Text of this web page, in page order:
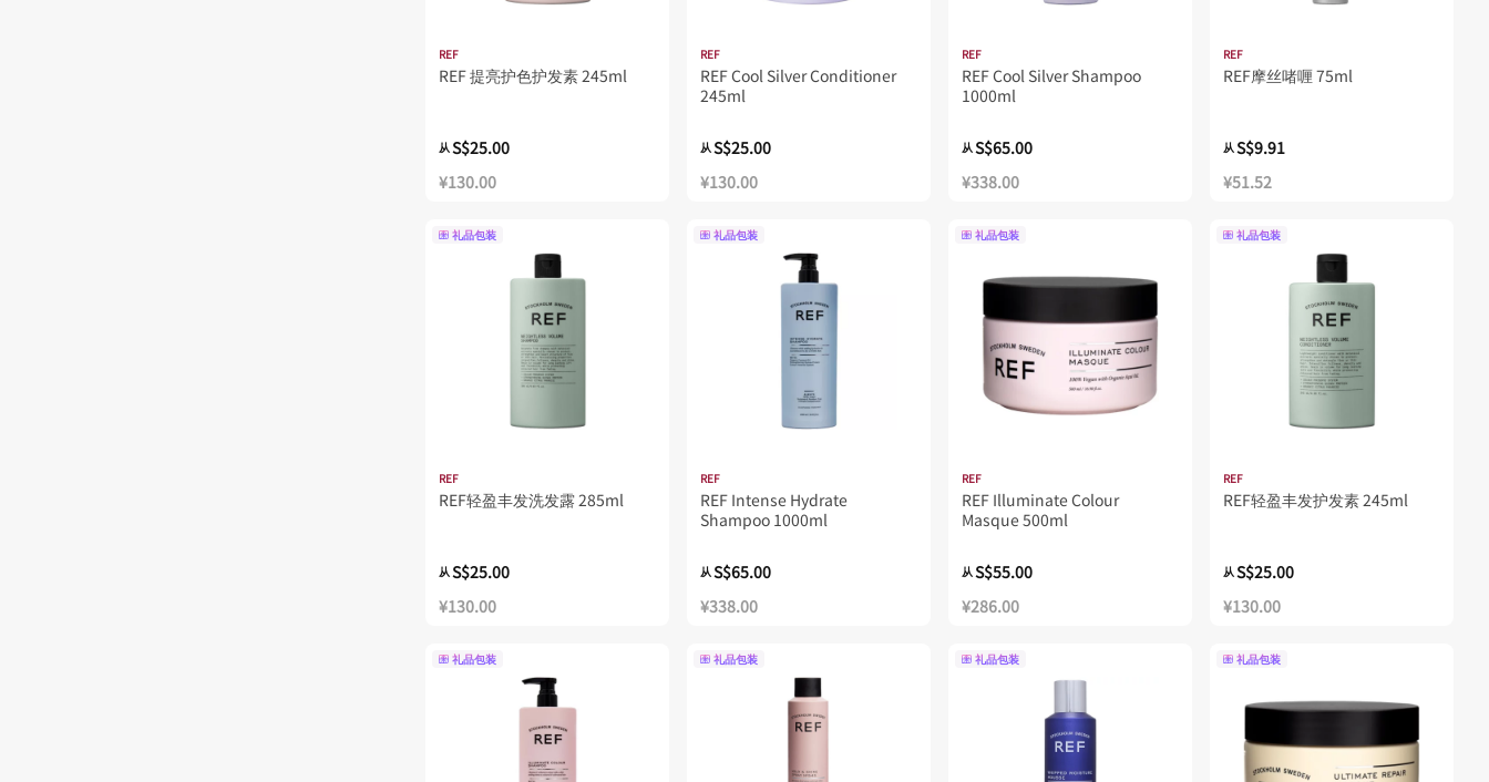
REF
REF 提亮护色护发素 245ml
从S$25.00
¥130.00
REF
REF Cool Silver Conditioner
245ml
从S$25.00
¥130.00
REF
REF Cool Silver Shampoo
1000ml
从S$65.00
¥338.00
REF
REF摩丝啫喱 75ml
从S$9.91
¥51.52
礼品包装
REF
REF轻盈丰发洗发露 285ml
从S$25.00
¥130.00
礼品包装
REF
REF Intense Hydrate
Shampoo 1000ml
从S$65.00
¥338.00
礼品包装
REF
REF Illuminate Colour
Masque 500ml
从S$55.00
¥286.00
礼品包装
REF
REF轻盈丰发护发素 245ml
从S$25.00
¥130.00
礼品包装 礼品包装 礼品包装 礼品包装